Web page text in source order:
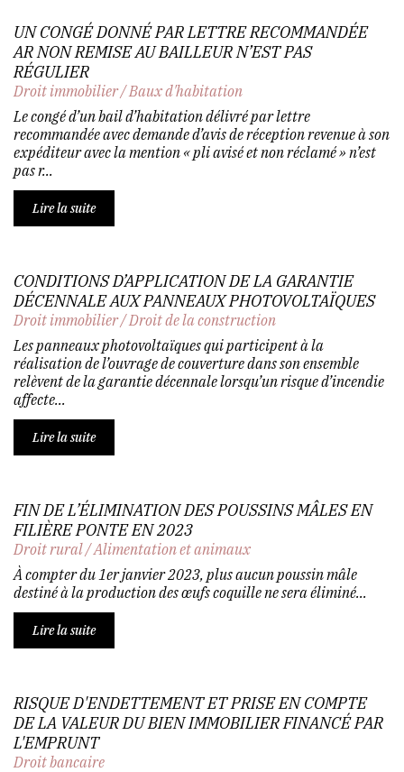
UN CONGÉ DONNÉ PAR LETTRE RECOMMANDÉE
AR NON REMISE AU BAILLEUR N’EST PAS
RÉGULIER
Droit immobilier/Baux d'habitation
Le congé d’un bail d’habitation délivré par lettre
recommandée avec demande d’avis de réception revenue à son
expéditeur avec la mention « pli avisé et non réclamé » n’est
pas r...
Lire la suite
CONDITIONS D’APPLICATION DE LA GARANTIE
DÉCENNALE AUX PANNEAUX PHOTOVOLTAÏQUES
Droit immobilier/Droit de la construction
Les panneaux photovoltaïques qui participent à la
réalisation de l’ouvrage de couverture dans son ensemble
relèvent de la garantie décennale lorsqu’un risque d’incendie
affecte...
Lire la suite
FIN DE L’ÉLIMINATION DES POUSSINS MÂLES EN
FILIÈRE PONTE EN 2023
Droit rural/Alimentation et animaux
À compter du 1er janvier 2023, plus aucun poussin mâle
destiné à la production des œufs coquille ne sera éliminé...
Lire la suite
RISQUE D'ENDETTEMENT ET PRISE EN COMPTE
DE LA VALEUR DU BIEN IMMOBILIER FINANCÉ PAR
L'EMPRUNT
Droit bancaire